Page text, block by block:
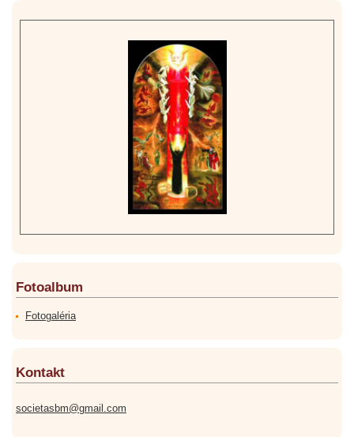
Fotoalbum
Fotogaléria
Kontakt
societasbm@gmail.com